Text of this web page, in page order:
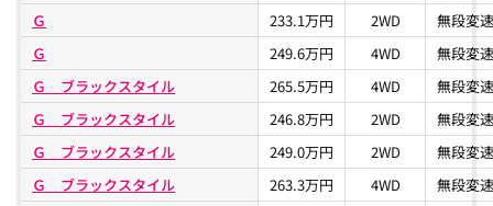
Ｇ
233.1万円 2WD
無段変
Ｇ
249.6万円 4WD
無段変
Ｇ ブラックスタイル
265.5万円 4WD
無段変
Ｇ ブラックスタイル
246.8万円 2WD
無段変
Ｇ ブラックスタイル
249.0万円 2WD
無段変
Ｇ ブラックスタイル
263.3万円 4WD
無段変